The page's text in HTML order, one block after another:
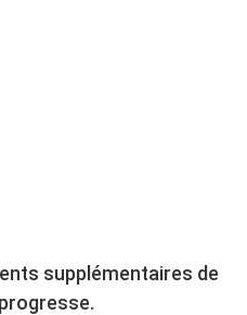
supplémentaires de